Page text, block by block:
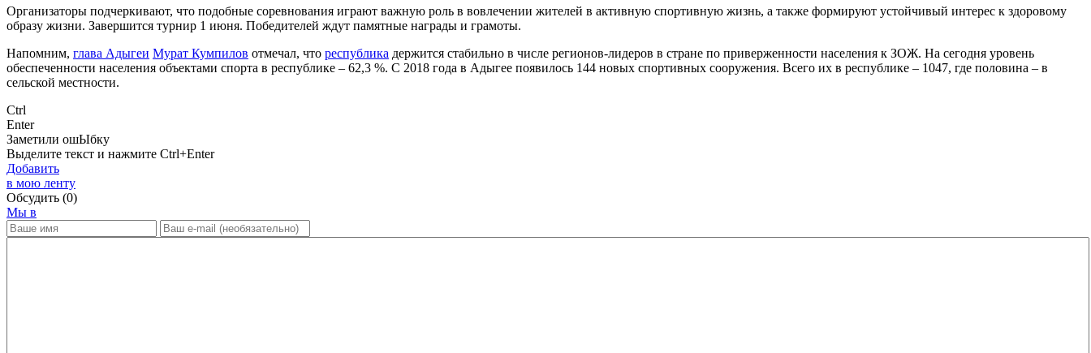
Организаторы подчеркивают, что подобные соревнования играют важную роль в вовлечении жителей в активную спортивную жизнь, а также формируют устойчивый интерес к здоровому
образу жизни. Завершится турнир 1 июня. Победителей ждут памятные награды и грамоты.
Напомним, глава Адыгеи Мурат Кумпилов отмечал, что республика держится стабильно в числе регионов-лидеров в стране по приверженности населения к ЗОЖ. На сегодня уровень
обеспеченности населения объектами спорта в республике – 62,3 %. С 2018 года в Адыгее появилось 144 новых спортивных сооружения. Всего их в республике – 1047, где половина – в
сельской местности.
Ctrl
Enter
Заметили ошЫбку
Выделите текст и нажмите Ctrl+Enter
Добавить
в мою ленту
Обсудить (0)
Мы в